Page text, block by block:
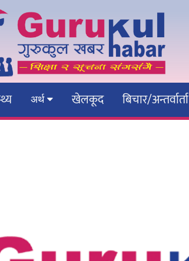
अर्थ खेलकूद बिचार/अन्तर्वार्ता